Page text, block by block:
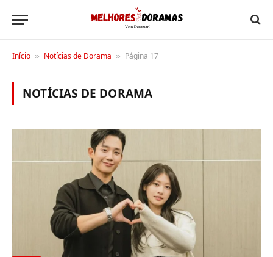
Início » Notícias de Dorama » Página 17
NOTÍCIAS DE DORAMA